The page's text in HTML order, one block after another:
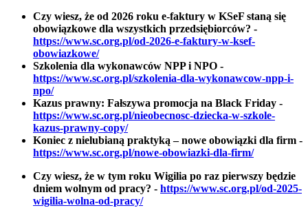
Czy wiesz, że od 2026 roku e-faktury w KSeF staną się
obowiązkowe dla wszystkich przedsiębiorców? -
https://www.sc.org.pl/od-2026-e-faktury-w-ksef-
obowiazkowe/
Szkolenia dla wykonawców NPP i NPO -
https://www.sc.org.pl/szkolenia-dla-wykonawcow-npp-i-
npo/
Kazus prawny: Fałszywa promocja na Black Friday -
https://www.sc.org.pl/nieobecnosc-dziecka-w-szkole-
kazus-prawny-copy/
Koniec z nielubianą praktyką – nowe obowiązki dla firm -
https://www.sc.org.pl/nowe-obowiazki-dla-firm/
Czy wiesz, że w tym roku Wigilia po raz pierwszy będzie
dniem wolnym od pracy? - https://www.sc.org.pl/od-2025-
wigilia-wolna-od-pracy/